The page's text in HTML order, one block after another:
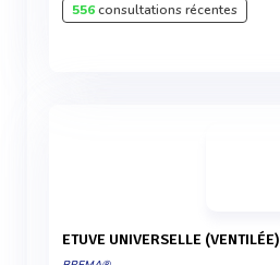
556consultations récentes
ETUVE UNIVERSELLE (VENTILÉE)